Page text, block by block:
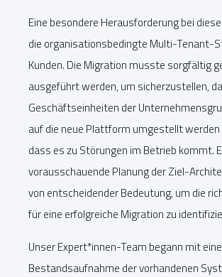
Eine besondere Herausforderung bei
die organisationsbedingte Multi-Tenant-
Kunden. Die Migration musste sorgfältig
ausgeführt werden, um sicherzustellen,
Geschäftseinheiten der
auf die neue Plattform umgestellt werden
dass es zu Störungen im Betrieb kommt.
vorausschauende Planung der Ziel-
von entscheidender Bedeutung, um die
für eine erfolgreiche Migration zu
Unser Expert*innen-Team begann mit
Bestandsaufnahme der vorhandenen